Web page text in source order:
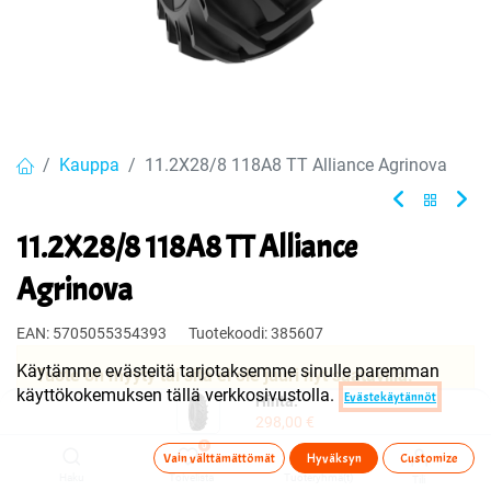
Hinta:
298,00 €
0
Toivelista Tuoteryhmä(t)
Kauppa 11.2X28/8 118A8 TT Alliance Agrinova
11.2X28/8 118A8 TT Alliance
Agrinova
EAN: 5705055354393 Tuotekoodi:385607
Tuote on myyty tai sitä ei ole juuri nyt saatavilla.
Käytämme evästeitä tarjotaksemme sinulle paremman
käyttökokemuksen tällä verkkosivustolla.
Evästekäytännöt
Vain välttämättömät Hyväksyn Customize